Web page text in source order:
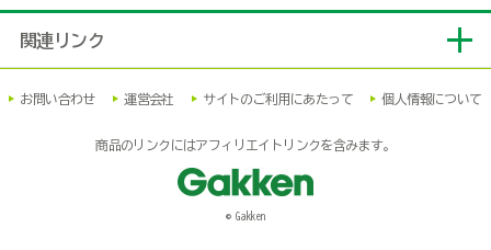
関連リンク
お問い合わせ 運営会社 サイトのご利用にあたって 個人情報について
商品のリンクにはアフィリエイトリンクを含みます。
© Gakken